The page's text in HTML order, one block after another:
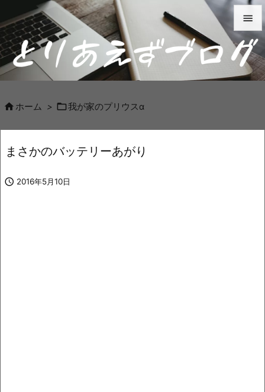


メニュ

 ホーム > 我が家のプリウスα
まさかのバッテリーあがり
 2016年5月10日